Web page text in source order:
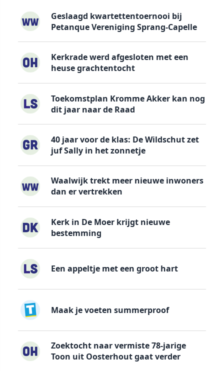
Geslaagd kwartettentoernooi bij
Petanque Vereniging Sprang-Capelle
Kerkrade werd afgesloten met een
heuse grachtentocht
Toekomstplan Kromme Akker kan nog
dit jaar naar de Raad
40 jaar voor de klas: De Wildschut zet
juf Sally in het zonnetje
Waalwijk trekt meer nieuwe inwoners
dan er vertrekken
Kerk in De Moer krijgt nieuwe
bestemming
Een appeltje met een groot hart
Maak je voeten summerproof
Zoektocht naar vermiste 78-jarige
Toon uit Oosterhout gaat verder